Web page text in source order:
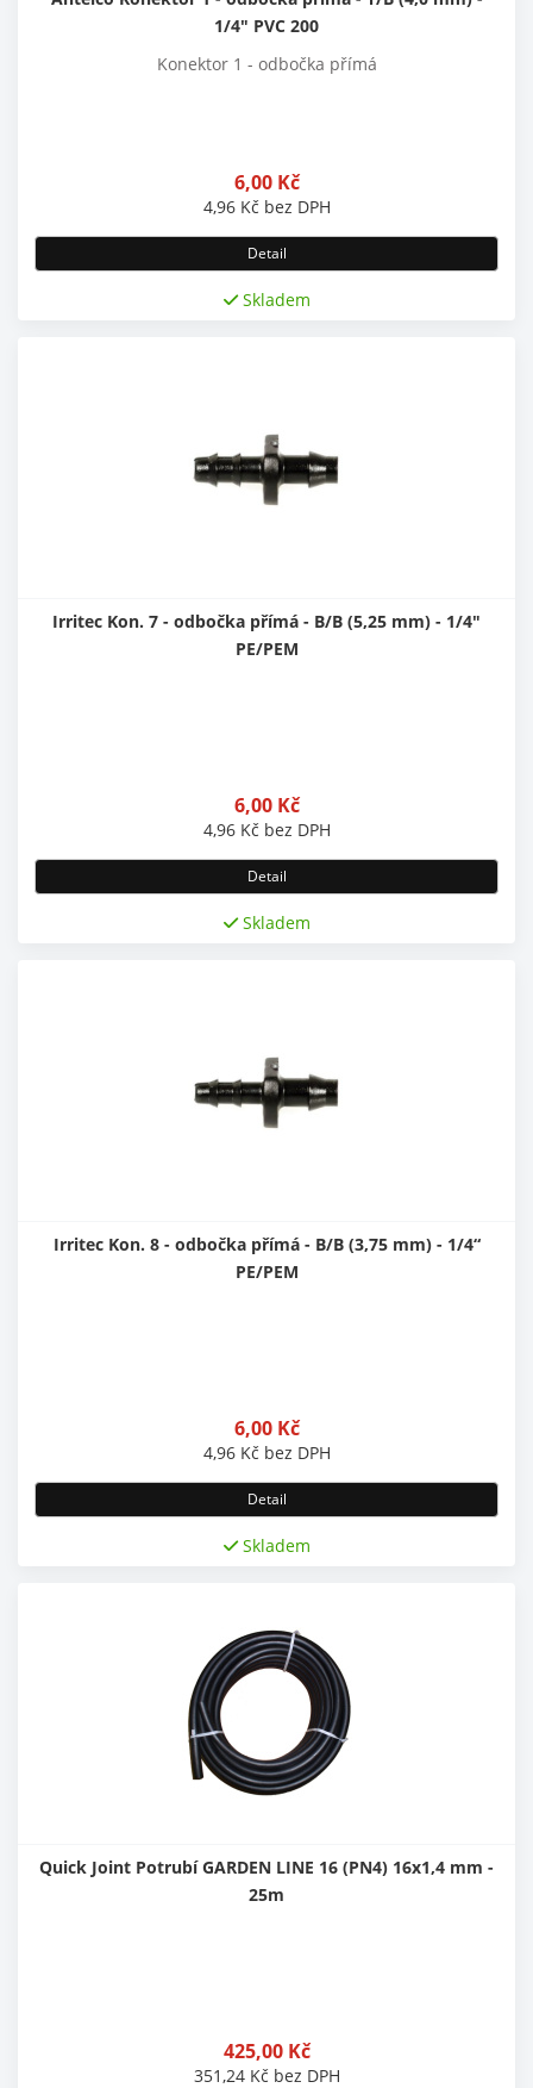
1/4" PVC 200
Konektor 1 - odbočka přímá
6,00 Kč
4,96 Kč bez DPH
Detail
Skladem
Irritec Kon. 7 - odbočka přímá - B/B (5,25 mm) - 1/4"
PE/PEM
6,00 Kč
4,96 Kč bez DPH
Detail
Skladem
Irritec Kon. 8 - odbočka přímá - B/B (3,75 mm) - 1/4“
PE/PEM
6,00 Kč
4,96 Kč bez DPH
Detail
Skladem
Quick Joint Potrubí GARDEN LINE 16 (PN4) 16x1,4 mm -
25m
425,00 Kč
351,24 Kč bez DPH